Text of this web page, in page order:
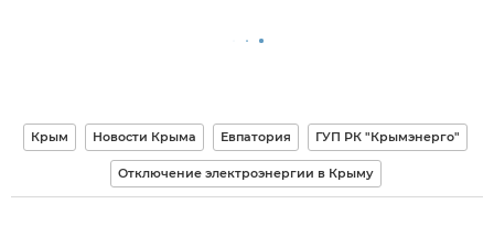
Крым Новости Крыма Евпатория ГУП РК "Крымэнерго"
Отключение электроэнергии в Крыму